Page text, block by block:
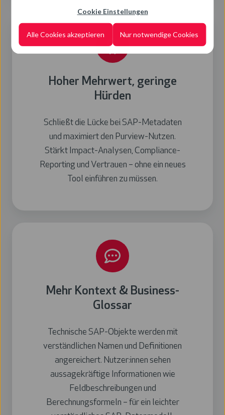
Cookie Einstellungen
Alle Cookies akzeptieren Nur notwendige Cookies
Hoher Mehrwert, geringe
Hürden
Schließt die Lücke bei SAP-Metadaten
und maximiert den Purview-Nutzen.
Stärkt Impact-Analysen, Compliance-
Reporting und Vertrauen – ohne ein neues
Tool einführen zu müssen.
Mehr Kontext & Business-
Glossar
Technische SAP-Objekte werden mit
verständlichen Namen und Definitionen
angereichert. Nutzer:innen sehen
aussagekräftige Informationen wie
Feldbeschreibungen und
Berechnungsformeln – für ein leichter